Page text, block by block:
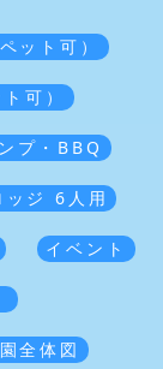
ット可）
可）
プ・BBQ
ッジ 6人用
イベント
全体図